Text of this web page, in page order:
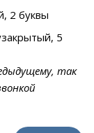
2 буквы
5
так